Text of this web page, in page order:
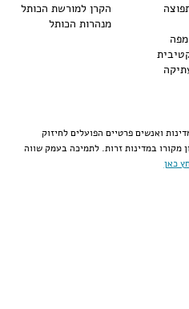
הקרן למורשת הכותל
מנהרות הכותל
ואנשים פרטיים הפועלים לחיזוק
מקורו במדינות זרות. לתמיכה בעמק שווה
כאן